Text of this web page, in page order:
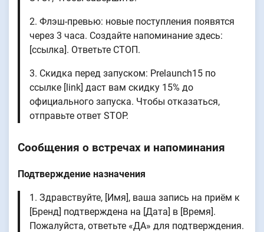
2. Флэш-превью: новые поступления появятся
через 3 часа. Создайте напоминание здесь:
[ссылка]. Ответьте СТОП.
3. Скидка перед запуском: Prelaunch15 по
ссылке [link] даст вам скидку 15% до
официального запуска. Чтобы отказаться,
отправьте ответ STOP.
Сообщения о встречах и напоминания
Подтверждение назначения
1. Здравствуйте, [Имя], ваша запись на приём к
[Бренд] подтверждена на [Дата] в [Время].
Пожалуйста, ответьте «ДА» для подтверждения.